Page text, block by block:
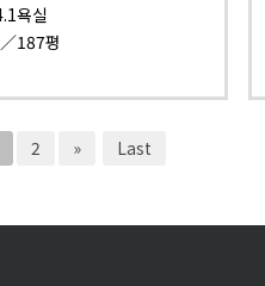
욕실
187평
2 » Last